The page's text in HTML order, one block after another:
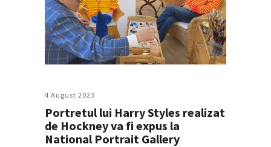
4 August 2023
Portretul lui Harry Styles realizat
de Hockney va fi expus la
National Portrait Gallery